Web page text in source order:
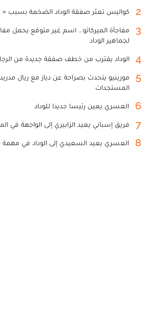
2 كواليس تعثر صفقة الوداد الضخمة بسبب
3
مفاجأة الميركاتو... اسم غير متوقع يحمل
لجماهير الوداد
4 الوداد يقترب من خطف صفقة جديدة من
5
مورينيو يتحدث بصراحة عن دياز مع ريال
المستجدات
6 العسري يعين رئيسا جديدا للوداد
7 فريق إسباني يعيد الزابيري إلى الواجهة في
8 العسري يعيد السعيدي إلى الوداد في مهمة